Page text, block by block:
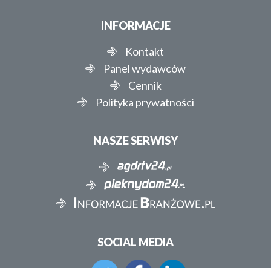
INFORMACJE
Kontakt
Panel wydawców
Cennik
Polityka prywatności
NASZE SERWISY
SOCIAL MEDIA